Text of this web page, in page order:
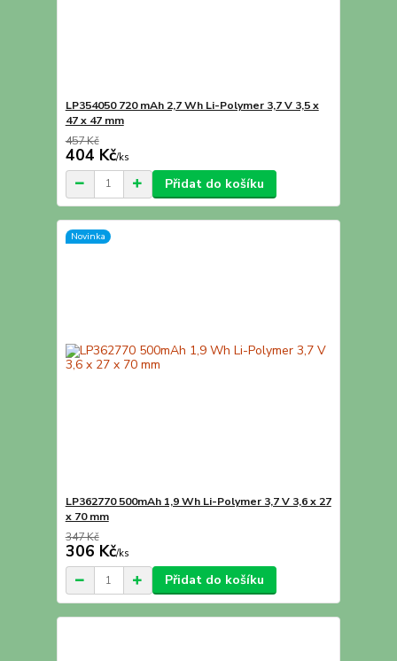
LP354050 720 mAh 2,7 Wh Li-Polymer 3,7 V 3,5 x
47 x 47 mm
457 Kč
404 Kč/ks
Přidat do košíku
Novinka
LP362770 500mAh 1,9 Wh Li-Polymer 3,7 V 3,6 x 27
x 70 mm
347 Kč
306 Kč/ks
Přidat do košíku